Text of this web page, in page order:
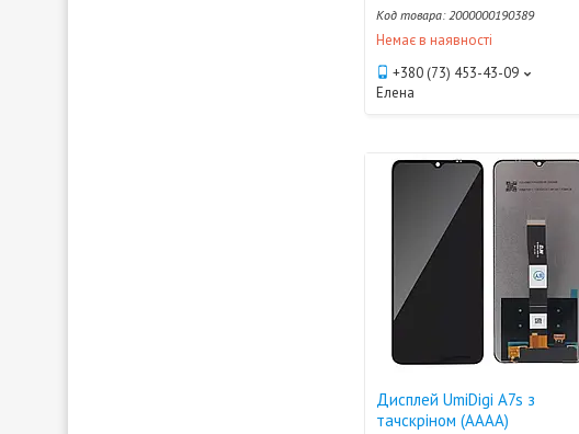
2000000190389
Немає в наявності
+380 (73) 453-43-09
Елена
Дисплей UmiDigi A7s з
тачскріном (AAAA)